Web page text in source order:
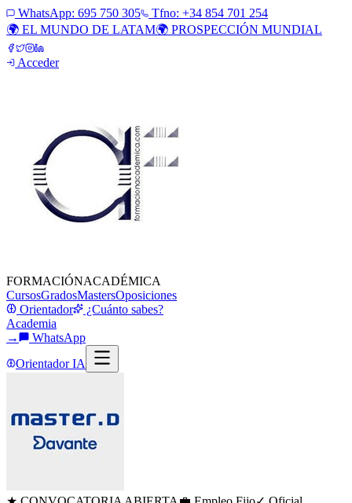
WhatsApp: 695 750 305
Tfno: +34 854 701 254
🌍 EL MUNDO DE LATAM🌍 PROSPECCIÓN MUNDIAL
Acceder
FORMACIÓNACADÉMICA
CursosGradosMastersOposiciones
Orientador
¿Cuánto sabes?
Academia
→
WhatsApp
Orientador IA